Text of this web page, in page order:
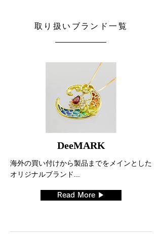
取り扱いブランド一覧
DeeMARK
海外の買い付けから製品までをメインとした
オリジナルブランド...
Read More ▶